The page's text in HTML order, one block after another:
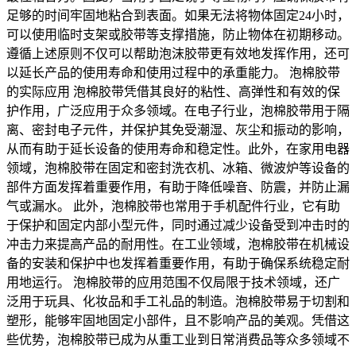
足够的时间牢固地粘合到表面。如果无法将物体固定24小时，
可以使用临时支架或胶带等支撑措施，防止物体在初期移动。
遵循上述原则不仅可以帮助泡沫胶带更有效地发挥作用，还可
以延长产品的使用寿命和使用过程中的承重能力。 泡棉胶带
的实际应用 泡棉胶带凭借其良好的粘性、高弹性和有效的保
护作用，广泛应用于众多领域。在电子行业，泡棉胶带用于隔
离、密封电子元件，并保护其免受潮湿、灰尘和振动的影响，
从而有助于延长设备的使用寿命和稳定性。此外，在家用电器
领域，泡棉胶带在固定和密封洗衣机、冰箱、微波炉等设备的
部件方面发挥着重要作用，有助于降低噪音、防震，并防止漏
气或漏水。 此外，泡棉胶带也常用于手机配件行业，它有助
于保护和固定内部小型元件，同时通过减少设备受到冲击时的
冲击力来提高产品的耐用性。在工业领域，泡棉胶带在机械设
备的安装和保护中也发挥着重要作用，有助于确保系统稳定耐
用地运行。 泡棉胶带的应用范围不仅局限于技术领域，还广
泛用于玩具、化妆品和手工礼品的制造。泡棉胶带易于切割和
塑形，能够牢固地固定小部件，且不影响产品的美观。凭借这
些优势，泡棉胶带已成为从重工业到日常消费品等众多领域不